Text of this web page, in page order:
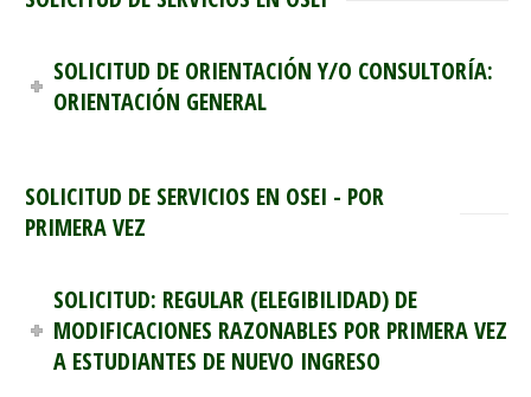
SOLICITUD DE ORIENTACIÓN Y/O CONSULTORÍA:
ORIENTACIÓN GENERAL
SOLICITUD DE SERVICIOS EN OSEI - POR
PRIMERA VEZ
SOLICITUD: REGULAR (ELEGIBILIDAD) DE
MODIFICACIONES RAZONABLES POR PRIMERA VEZ
A ESTUDIANTES DE NUEVO INGRESO